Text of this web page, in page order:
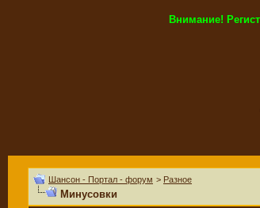
Внимание!
Шансон - Портал - форум > Разное
Минусовки